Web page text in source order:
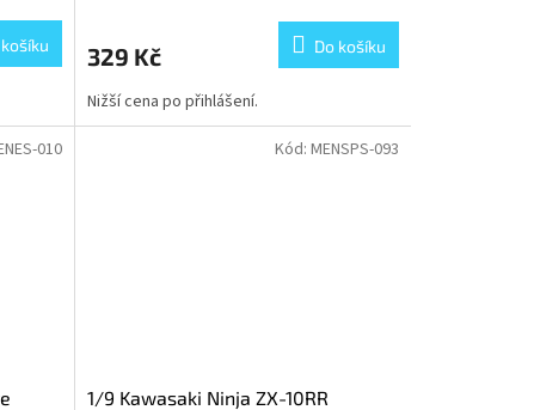
329 Kč Do košíku
Nižší cena po přihlášení.
010
1/9 Kawasaki Ninja ZX-10RR
Kód: MENSPS-093